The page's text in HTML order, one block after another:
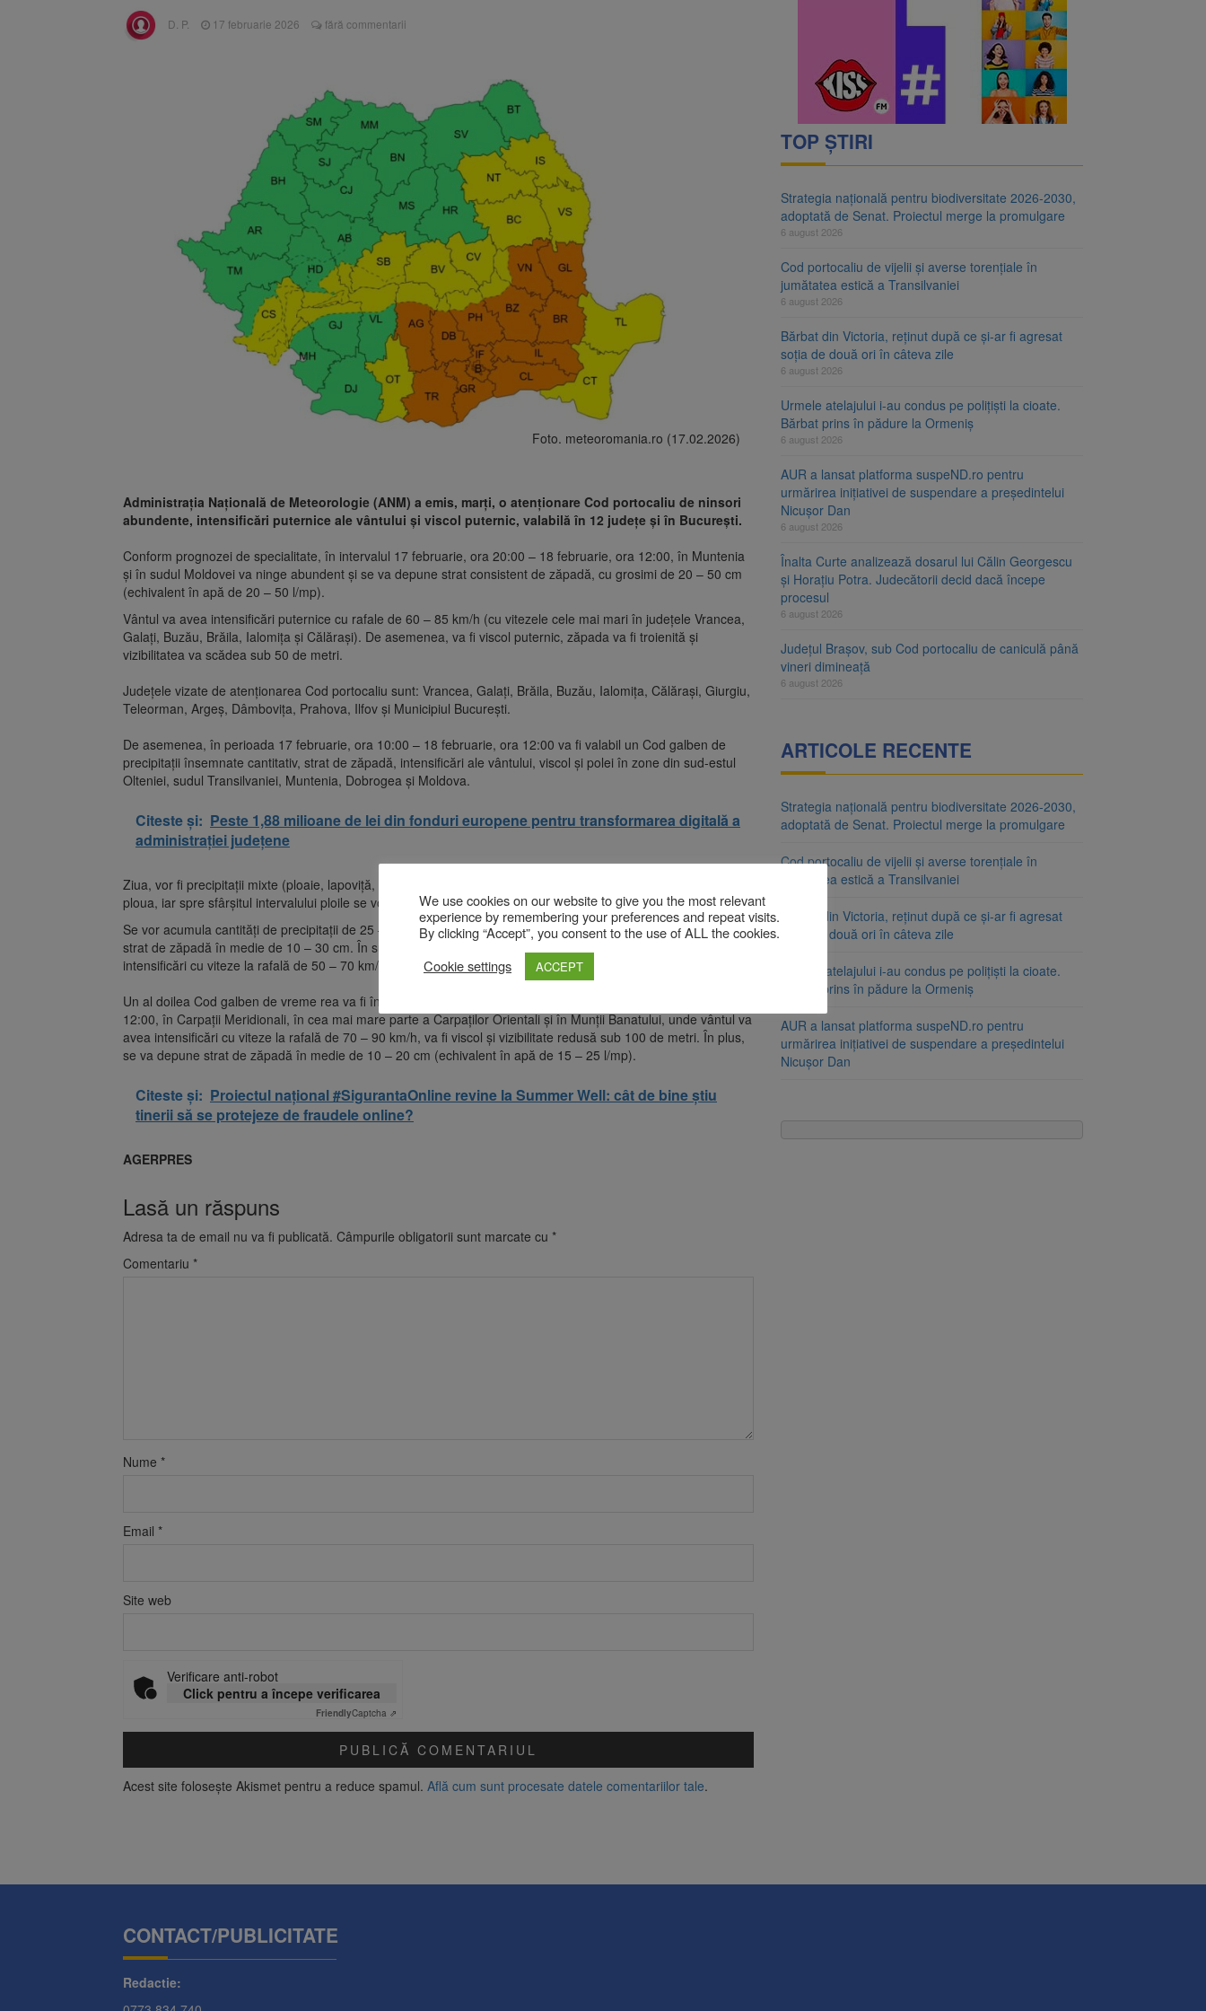
procesul
D. P. 17 februarie 2026 fără commentarii
Foto. meteoromania.ro (17.02.2026)
Administrația Națională de Meteorologie (ANM) a emis, marți, o atenționare Cod portocaliu de ninsori
abundente, intensificări puternice ale vântului și viscol puternic, valabilă în 12 județe și în București.
Conform prognozei de specialitate, în intervalul 17 februarie, ora 20:00 – 18 februarie, ora 12:00, în Muntenia
și în sudul Moldovei va ninge abundent și se va depune strat consistent de zăpadă, cu grosimi de 20 – 50 cm
(echivalent în apă de 20 – 50 l/mp).
Vântul va avea intensificări puternice cu rafale de 60 – 85 km/h (cu vitezele cele mai mari în județele Vrancea,
Galați, Buzău, Brăila, Ialomița și Călărași). De asemenea, va fi viscol puternic, zăpada va fi troienită și
vizibilitatea va scădea sub 50 de metri.
Județele vizate de atenționarea Cod portocaliu sunt: Vrancea, Galați, Brăila, Buzău, Ialomița, Călărași, Giurgiu,
Teleorman, Argeș, Dâmbovița, Prahova, Ilfov și Municipiul București.
De asemenea, în perioada 17 februarie, ora 10:00 – 18 februarie, ora 12:00 va fi valabil un Cod galben de
precipitații însemnate cantitativ, strat de zăpadă, intensificări ale vântului, viscol și polei în zone din sud-estul
Olteniei, sudul Transilvaniei, Muntenia, Dobrogea și Moldova.
Citeste și: Peste 1,88 milioane de lei din fonduri europene pentru transformarea digitală a
administrației județene
Ziua, vor fi precipitații mixte (ploaie, lapoviță, ninsoare), iar noaptea vor predomina ninsorile. În Dobrogea va
ploua, iar spre sfârșitul intervalului ploile se vor transforma în lapoviță și ninsoare.
Se vor acumula cantități de precipitații de 25 – 30 l/mp și izolat de peste 40 – 45 l/mp. Totodată, se va depune
strat de zăpadă în medie de 10 – 30 cm. În sud-estul teritoriului, local, se va depune polei, iar vântul va avea
intensificări cu viteze la rafală de 50 – 70 km/h, va fi viscol și vizibilitate redusă sub 100 de metri.
Un al doilea Cod galben de vreme rea va fi în vigoare de marți seara, de la ora 22:00, până miercuri, la ora
12:00, în Carpații Meridionali, în cea mai mare parte a Carpaților Orientali și în Munții Banatului, unde vântul va
avea intensificări cu viteze la rafală de 70 – 90 km/h, va fi viscol și vizibilitate redusă sub 100 de metri. În plus,
se va depune strat de zăpadă în medie de 10 – 20 cm (echivalent în apă de 15 – 25 l/mp).
Citeste și: Proiectul național #SigurantaOnline revine la Summer Well: cât de bine știu
tinerii să se protejeze de fraudele online?
AGERPRES
Lasă un răspuns
Adresa ta de email nu va fi publicată. Câmpurile obligatorii sunt marcate cu *
Comentariu *
Nume *
Email *
Site web
Verificare anti-robot
Click pentru a începe verificarea
FriendlyCaptcha ⇗
Acest site folosește Akismet pentru a reduce spamul. Află cum sunt procesate datele comentariilor tale.
TOP ȘTIRI
Strategia națională pentru biodiversitate 2026-2030,
adoptată de Senat. Proiectul merge la promulgare
6 august 2026
Cod portocaliu de vijelii și averse torențiale în
jumătatea estică a Transilvaniei
6 august 2026
Bărbat din Victoria, reținut după ce și-ar fi agresat
soția de două ori în câteva zile
6 august 2026
Urmele atelajului i-au condus pe polițiști la cioate.
Bărbat prins în pădure la Ormeniș
6 august 2026
AUR a lansat platforma suspeND.ro pentru
urmărirea inițiativei de suspendare a președintelui
Nicușor Dan
6 august 2026
Înalta Curte analizează dosarul lui Călin Georgescu
și Horațiu Potra. Judecătorii decid dacă începe
procesul
6 august 2026
Județul Brașov, sub Cod portocaliu de caniculă până
vineri dimineață
6 august 2026
ARTICOLE RECENTE
Strategia națională pentru biodiversitate 2026-2030,
adoptată de Senat. Proiectul merge la promulgare
Cod portocaliu de vijelii și averse torențiale în
jumătatea estică a Transilvaniei
Bărbat din Victoria, reținut după ce și-ar fi agresat
soția de două ori în câteva zile
Urmele atelajului i-au condus pe polițiști la cioate.
Bărbat prins în pădure la Ormeniș
AUR a lansat platforma suspeND.ro pentru
urmărirea inițiativei de suspendare a președintelui
Nicușor Dan
CONTACT/PUBLICITATE
Redactie:
We use cookies on our website to give you the most relevant
experience by remembering your preferences and repeat visits.
By clicking “Accept”, you consent to the use of ALL the cookies.
Cookie settings
ACCEPT